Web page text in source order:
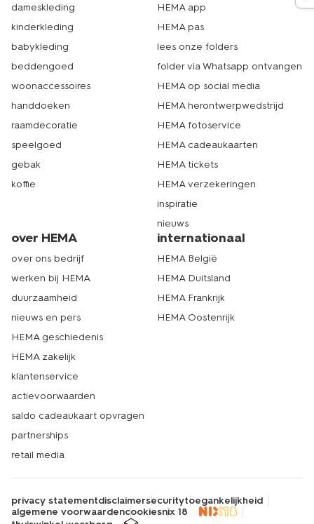
dameskleding
kinderkleding
babykleding
beddengoed
woonaccessoires
handdoeken
raamdecoratie
speelgoed
gebak
koffie
HEMA app
HEMA pas
lees onze folders
folder via Whatsapp ontvangen
HEMA op social media
HEMA herontwerpwedstrijd
HEMA fotoservice
HEMA cadeaukaarten
HEMA tickets
HEMA verzekeringen
inspiratie
nieuws
over HEMA
over ons bedrijf
werken bij HEMA
duurzaamheid
nieuws en pers
HEMA geschiedenis
HEMA zakelijk
klantenservice
actievoorwaarden
saldo cadeaukaart opvragen
partnerships
retail media
internationaal
HEMA België
HEMA Duitsland
HEMA Frankrijk
HEMA Oostenrijk
privacy statementdisclaimersecuritytoegankelijkheid
algemene voorwaardencookiesnix 18